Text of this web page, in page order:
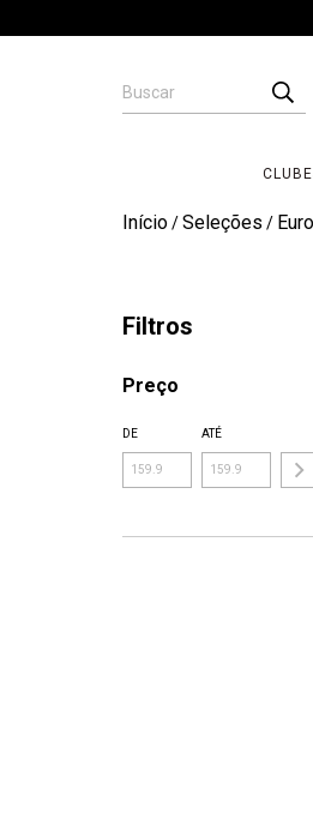
Início/Seleções /
Filtros
Preço
DE ATÉ